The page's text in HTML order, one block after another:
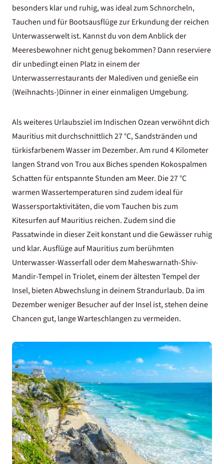
besonders klar und ruhig, was ideal zum Schnorcheln,
Tauchen und für Bootsausflüge zur Erkundung der reichen
Unterwasserwelt ist. Kannst du von dem Anblick der
Meeresbewohner nicht genug bekommen? Dann reserviere
dir unbedingt einen Platz in einem der
Unterwasserrestaurants der Malediven und genieße ein
(Weihnachts-)Dinner in einer einmaligen Umgebung.
Als weiteres Urlaubsziel im Indischen Ozean verwöhnt dich
Mauritiusmit durchschnittlich 27 °C, Sandstränden und
türkisfarbenem Wasser im Dezember. Am rund 4 Kilometer
langen Strand von Trou aux Biches spenden Kokospalmen
Schatten für entspannte Stunden am Meer. Die 27 °C
warmen Wassertemperaturen sind zudem ideal für
Wassersportaktivitäten, die vom Tauchen bis zum
Kitesurfen auf Mauritius reichen. Zudem sind die
Passatwinde in dieser Zeit konstant und die Gewässer ruhig
und klar.Ausflüge auf Mauritiuszum berühmten
Unterwasser-Wasserfalloder dem Maheswarnath-Shiv-
Mandir-Tempel in Triolet, einem der ältesten Tempel der
Insel, bieten Abwechslung in deinem Strandurlaub. Da im
Dezember weniger Besucher auf der Insel ist, stehen deine
Chancen gut, lange Warteschlangen zu vermeiden.